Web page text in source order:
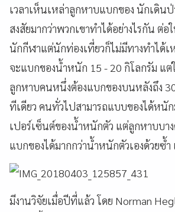
เวลาเห็นเหล่าลูกหาบแบกของ นักเดิน
สงสัยมากว่าพวกเขาทำได้อย่างไรกัน ต่อ
นักกีฬาแต่นักท่องเที่ยวก็ไม่มีทางทำได้เ
จะแบกของน้ำหนัก 15 - 20 กิโลกรัม แต่
ลูกหาบคนหนึ่งต้องแบกของบนหลังถึง
ทีเดียว คนทั่วไปสามารถแบบของได้หนั
เปอร์เซ็นต์ของน้ำหนักตัว แต่ลูกหาบบาง
แบกของได้มากกว่าน้ำหนักตัวเองด้วยซ้ำ
มีงานวิจัยเมื่อปีที่แล้ว โดย Norman